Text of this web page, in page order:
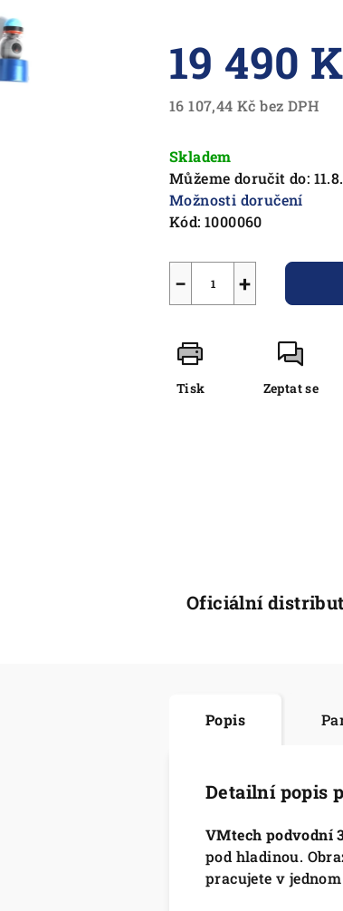
19 490
16 107,44 Kč bez DPH
cena:
Skladem
Můžeme doručit do:
Možnosti doručení
Kód: 1000060
+
−
Tisk Zeptat se
Oficiální
Popis
Detailní popis
VMtech podvodní
pod hladinou.
pracujete v